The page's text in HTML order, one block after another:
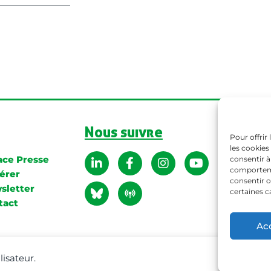
Pour offrir
les
consentir
consentir
certaines
Presse
Nous suivre
>
>